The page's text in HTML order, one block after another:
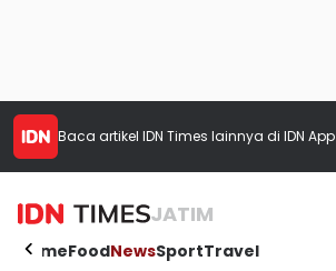
Baca artikel IDN Times lainnya di IDN App
JATIM
HomeFoodNewsSportTravel